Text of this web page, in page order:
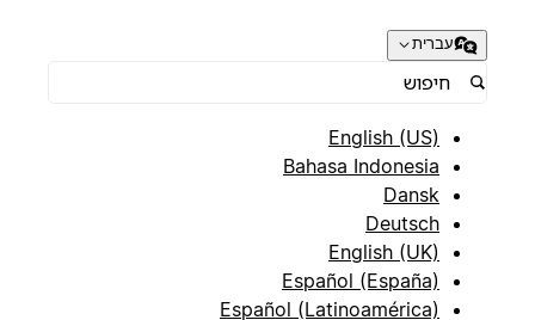
עברית
English (US)
Bahasa Indonesia
Dansk
Deutsch
English (UK)
Español (España)
Español (Latinoamérica)